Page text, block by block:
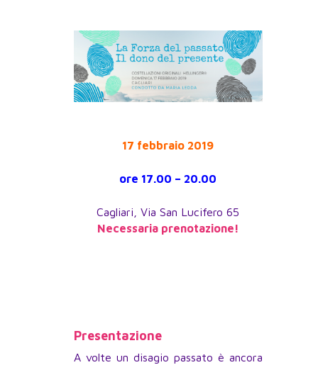
17 febbraio 2019
ore 17.00 – 20.00
Cagliari, Via San Lucifero 65
Necessaria prenotazione!
Presentazione
A volte un disagio passato è ancora